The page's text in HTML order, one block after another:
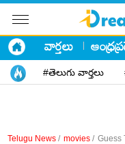
వార్తలు
#తెలుగు వార్తలు
Telugu News / movies / Guess